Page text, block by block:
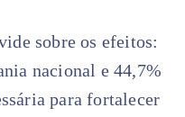
sobre os efeitos:
nacional e 44,7%
para fortalecer